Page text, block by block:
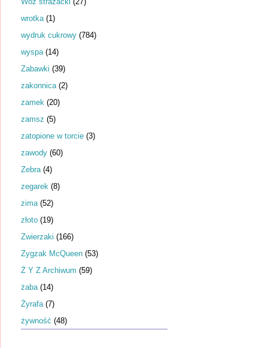
wrotka (1)
wydruk cukrowy (784)
wyspa (14)
Zabawki (39)
zakonnica (2)
zamek (20)
zamsz (5)
zatopione w torcie (3)
zawody (60)
Zebra (4)
zegarek (8)
zima (52)
złoto (19)
Zwierzaki (166)
Zygzak McQueen (53)
Ż Y Z Archiwum (59)
żaba (14)
Żyrafa (7)
żywność (48)